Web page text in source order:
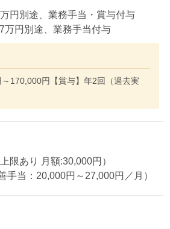
円別途、業務手当・賞与付与
万円別途、業務手当付与
～170,000円【賞与】年2回（過去実
限あり 月額:30,000円）
手当：20,000円～27,000円／月）